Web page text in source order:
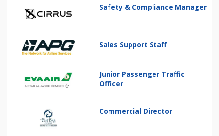
Safety & Compliance Manager
Sales Support Staff
Junior Passenger Traffic
Officer
Commercial Director